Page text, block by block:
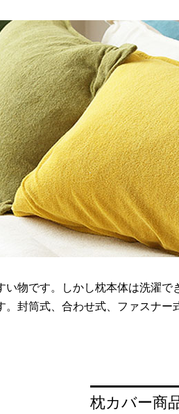
い物です。しかし枕本体は洗濯
封筒式、合わせ式、ファスナー
枕カバー商